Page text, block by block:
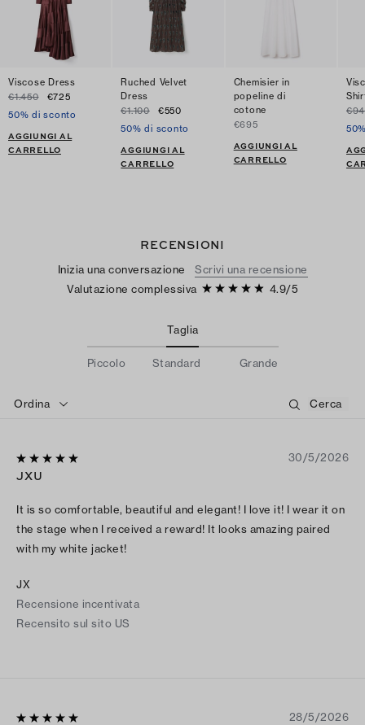
Viscose Dress
€1.450
€725
50% di sconto
AGGIUNGI AL
CARRELLO
Ruched Velvet
Dress
€1.100
€550
50% di sconto
AGGIUNGI AL
CARRELLO
Chemisier in
popeline di
cotone
€695
AGGIUNGI AL
CARRELLO
RECENSIONI
Inizia una conversazione
Scrivi una recensione
Valutazione complessiva
4.9/5
Taglia
Piccolo Standard Grande
Ordina
30/5/2026
JXU
It is so comfortable, beautiful and elegant! I love it! I wear it on
the stage when I received a reward! It looks amazing paired
with my white jacket!
JX
Recensione incentivata
Recensito sul sito US
28/5/2026